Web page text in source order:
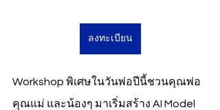
ลงทะเบียน
Workshop พิเศษในวันพ่อปีนี้ชวนคุณพ่อ
คุณแม่ และน้องๆ มาเริ่มสร้าง AI Model